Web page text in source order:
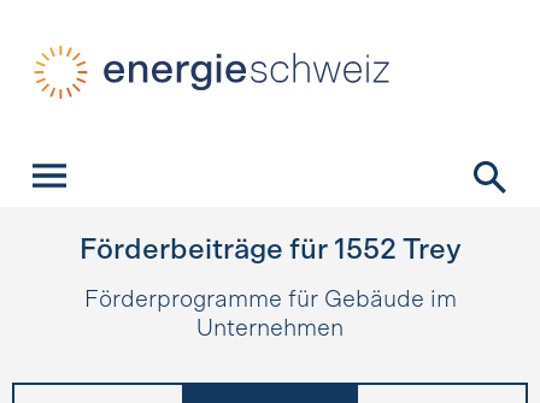
Förderbeiträge für 1552 Trey
Förderprogramme für Gebäude im
Unternehmen